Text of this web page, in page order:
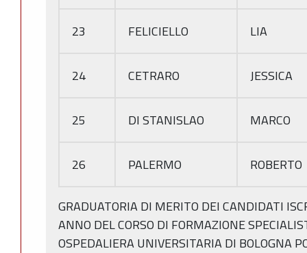
23 FELICIELLO LIA
24 CETRARO JESSICA
25 DI STANISLAO MARCO
26 PALERMO ROBERTO
GRADUATORIA DI MERITO DEI CANDIDATI
ANNO DEL CORSO DI FORMAZIONE
OSPEDALIERA UNIVERSITARIA DI BOLOGNA